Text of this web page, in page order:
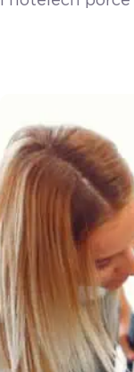
fungování
strávníků jsme
Koncept je
Podniky
balíčku s